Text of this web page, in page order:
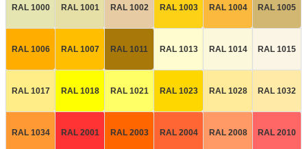
RAL 1000 RAL 1001 RAL 1002 RAL 1003 RAL 1004 RAL 1005
RAL 1006 RAL 1007 RAL 1011 RAL 1013 RAL 1014 RAL 1015
RAL 1017 RAL 1018 RAL 1021 RAL 1023 RAL 1028 RAL 1032
RAL 1034 RAL 2001 RAL 2003 RAL 2004 RAL 2008 RAL 2010